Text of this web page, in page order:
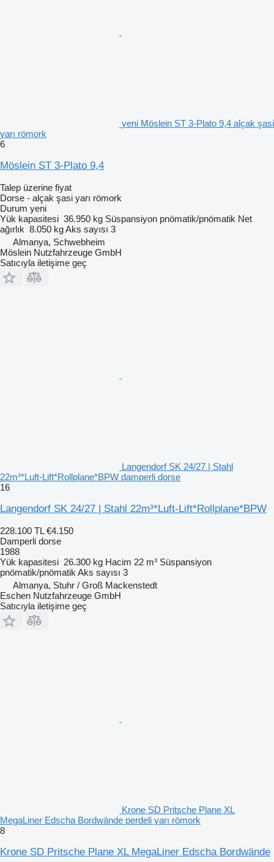
yeni Möslein ST 3-Plato 9,4 alçak şasi
yarı römork
6
Möslein ST 3-Plato 9,4
Talep üzerine fiyat
Dorse - alçak şasi yarı römork
Durum yeni
Yük kapasitesi 36.950 kg Süspansiyon pnömatik/pnömatik Net
ağırlık 8.050 kgAks sayısı 3
Almanya, Schwebheim
Möslein Nutzfahrzeuge GmbH
Satıcıyla iletişime geç
Langendorf SK 24/27 | Stahl
22m³*Luft-Lift*Rollplane*BPW damperli dorse
16
Langendorf SK 24/27 | Stahl 22m³*Luft-Lift*Rollplane*BPW
228.100 TL €4.150
Damperli dorse
1988
Yük kapasitesi 26.300 kg Hacim 22 m³ Süspansiyon
pnömatik/pnömatik Aks sayısı 3
Almanya, Stuhr / Groß Mackenstedt
Eschen Nutzfahrzeuge GmbH
Satıcıyla iletişime geç
Krone SD Pritsche Plane XL
MegaLiner Edscha Bordwände perdeli yarı römork
8
Krone SD Pritsche Plane XL MegaLiner Edscha Bordwände